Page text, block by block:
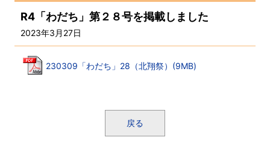
R4「わだち」第２８号を掲載しました
2023年3月27日
230309「わだち」28（北翔祭）(9MB)
戻る